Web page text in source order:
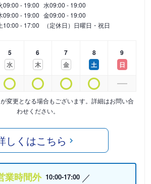
09:00 - 19:00 水09:00 - 19:00
09:00 - 19:00 金09:00 - 19:00
10:00 - 17:00 （定休日）日曜日・祝日
5
水
6
木
7
金
8
土
9
日
変更となる場合もございます。詳細はお問い合
わせください。
しくはこちら
業時間外 10:00-17:00